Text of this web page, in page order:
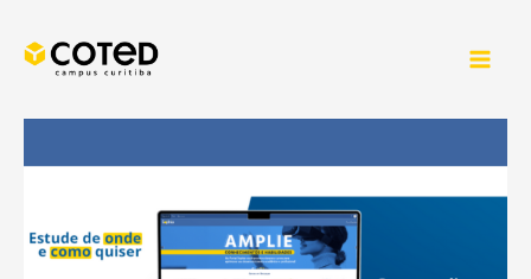
para
conteúdo